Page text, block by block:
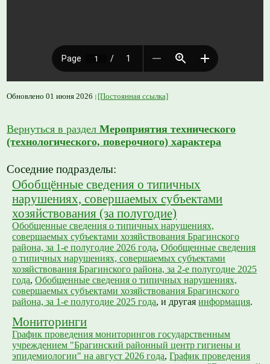
Обновлено 01 июня 2026 [Постоянная ссылка]
Вернуться в разделМероприятия технического
(технологического, поверочного) характера
Соседние подразделы:
Обобщённые сведения о типичных
нарушениях, совершаемых субъектами
хозяйствования (за полугодие)
Обобщенные сведения о типичных нарушениях,
совершаемых субъектами хозяйствования Брагинского
района, за 1-е полугодие 2026 года,Обобщенные сведения
о типичных нарушениях, совершаемых субъектами
хозяйствования Брагинского района, за 2-е полугодие 2025
года,Обобщенные сведения о типичных нарушениях,
совершаемых субъектами хозяйствования Брагинского
района, за 1-е полугодие 2025 года, и другаяинформация.
Мониторинги
График проведения мониторингов государственным
учреждением "Брагинский районный центр гигиены и
эпидемиологии" на август 2026 года,График проведения